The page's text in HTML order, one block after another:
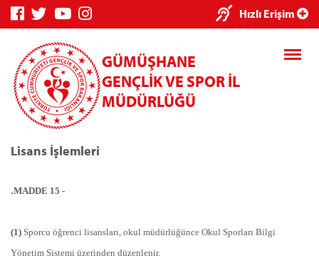
Hızlı Erişim
GÜMÜŞHANE
GENÇLİK VE SPOR İL
MÜDÜRLÜĞÜ
Lisans İşlemleri
.MADDE 15 -
(1) Sporcu öğrenci lisansları, okul müdürlüğünce Okul Sporları Bilgi
Yönetim Sistemi üzerinden düzenlenir.
×
Genç Bilgi